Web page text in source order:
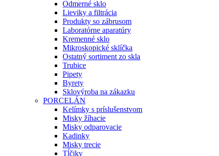
Odmerné sklo
Lieviky a filtrácia
Produkty so zábrusom
Laboratórne aparatúry
Kremenné sklo
Mikroskopické sklíčka
Ostatný sortiment zo skla
Trubice
Pipety
Byrety
Sklovýroba na zákazku
PORCELÁN
Kelímky s príslušenstvom
Misky žíhacie
Misky odparovacie
Kadinky
Misky trecie
Tĺčiky